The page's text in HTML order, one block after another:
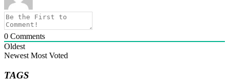
0 Comments
Oldest
Newest Most Voted
TAGS